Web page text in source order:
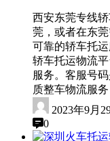
西安东莞专线
莞，或者在东
可靠的轿车托
轿车托运物流
服务。客服号
质整车物流服
2023年9月
0